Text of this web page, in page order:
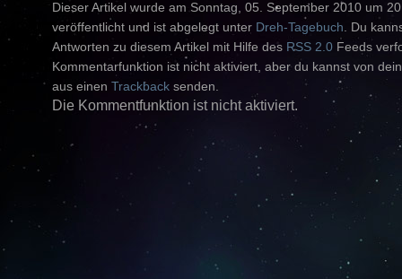
Dieser Artikel wurde am Sonntag, 05. September 2010 um
veröffentlicht und ist abgelegt unter Dreh-Tagebuch. Du
Antworten zu diesem Artikel mit Hilfe des RSS 2.0 Feeds
Kommentarfunktion ist nicht aktiviert, aber du kannst von
aus einen Trackback senden.
Die Kommentfunktion ist nicht aktiviert.